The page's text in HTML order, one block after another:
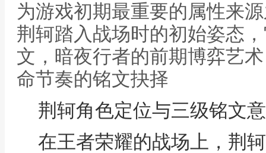
为游戏初期最重要的属性来
荆轲踏入战场时的初始姿态
文，暗夜行者的前期博弈艺
命节奏的铭文抉择
荆轲角色定位与三级铭文
在王者荣耀的战场上，荆